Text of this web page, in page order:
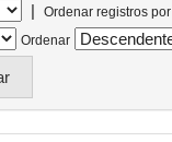
|
Ordenar registros por
Ordenar